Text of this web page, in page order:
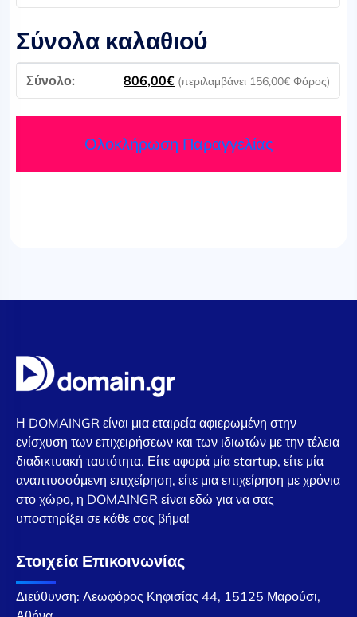
Σύνολα καλαθιού
806,00€ (περιλαμβάνει 156,00€ Φόρος)
Ολοκλήρωση Παραγγελίας
Η DOMAINGR είναι μια εταιρεία αφιερωμένη στην
ενίσχυση των επιχειρήσεων και των ιδιωτών με την τέλεια
διαδικτυακή ταυτότητα. Είτε αφορά μία startup, είτε μία
αναπτυσσόμενη επιχείρηση, είτε μια επιχείρηση με χρόνια
στο χώρο, η DOMAINGR είναι εδώ για να σας
υποστηρίξει σε κάθε σας βήμα!
Στοιχεία Επικοινωνίας
Διεύθυνση: Λεωφόρος Κηφισίας 44, 15125 Μαρούσι,